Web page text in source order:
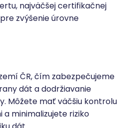
najväčšej certifikačnej
zvýšenie úrovne
ČR, čím zabezpečujeme
dát a dodržiavanie
Môžete mať väčšiu kontrolu
a minimalizujete riziko